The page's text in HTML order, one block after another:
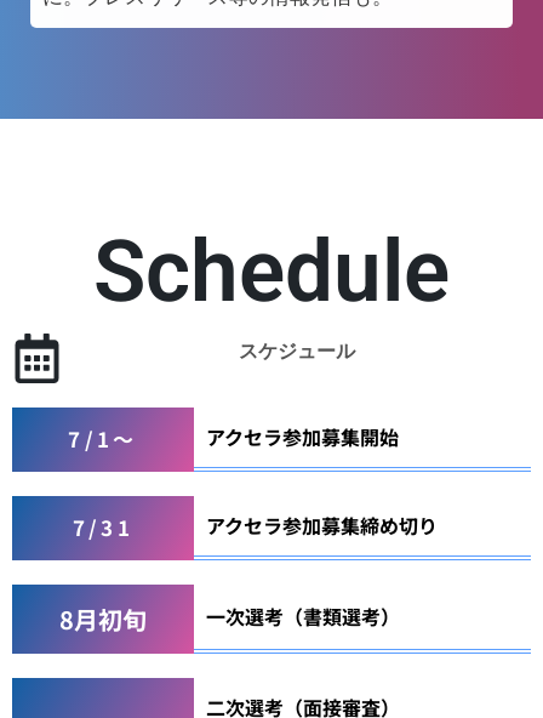
Schedule
スケジュール
7/1〜 アクセラ参加募集開始
7/31 アクセラ参加募集締め切り
8月初旬 一次選考（書類選考）
二次選考（面接審査）